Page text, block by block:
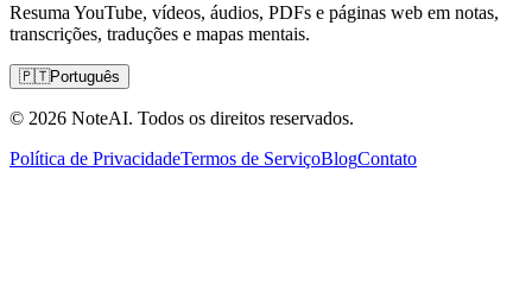
Resuma YouTube, vídeos, áudios, PDFs e páginas web em notas,
transcrições, traduções e mapas mentais.
🇵🇹Português
© 2026 NoteAI. Todos os direitos reservados.
Política de PrivacidadeTermos de ServiçoBlogContato